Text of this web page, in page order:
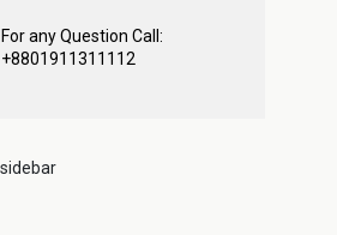
For any Question Call:
+8801911311112